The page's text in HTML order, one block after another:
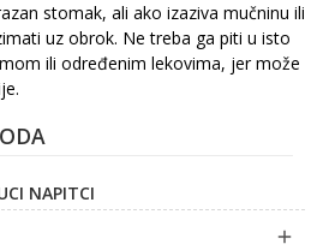
NAPITCI

stomak, ali ako izaziva mučninu ili
uz obrok. Ne treba ga piti u isto
ili određenim lekovima, jer može